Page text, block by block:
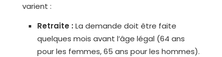
varient :
Retraite : La demande doit être faite
quelques mois avant l’âge légal (64 ans
pour les femmes, 65 ans pour les hommes).